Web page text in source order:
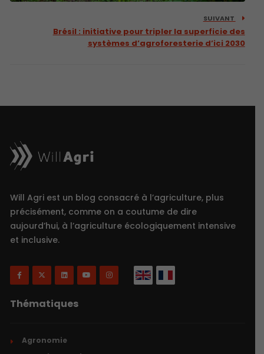
SUIVANT
Brésil : initiative pour tripler la superficie des
systèmes d’agroforesterie d’ici 2030
Will Agri est un blog consacré à l’agriculture, plus
précisément, comme on a coutume de dire
aujourd’hui, à l’agriculture écologiquement intensive
et inclusive.
Thématiques
Agronomie